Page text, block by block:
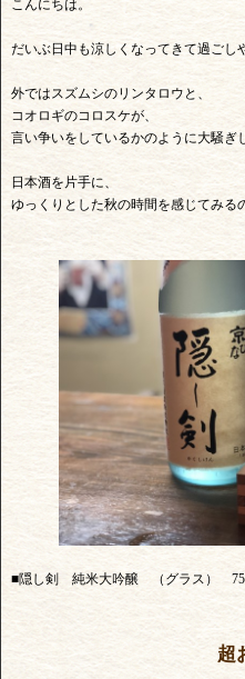
こんにちは。
だいぶ日中も涼しくなってきて過ごし
外ではスズムシのリンタロウと、
コオロギのコロスケが、
言い争いをしているかのように大騒ぎ
日本酒を片手に、
ゆっくりとした秋の時間を感じてみる
■隠し剣 純米大吟醸 （グラス）
超